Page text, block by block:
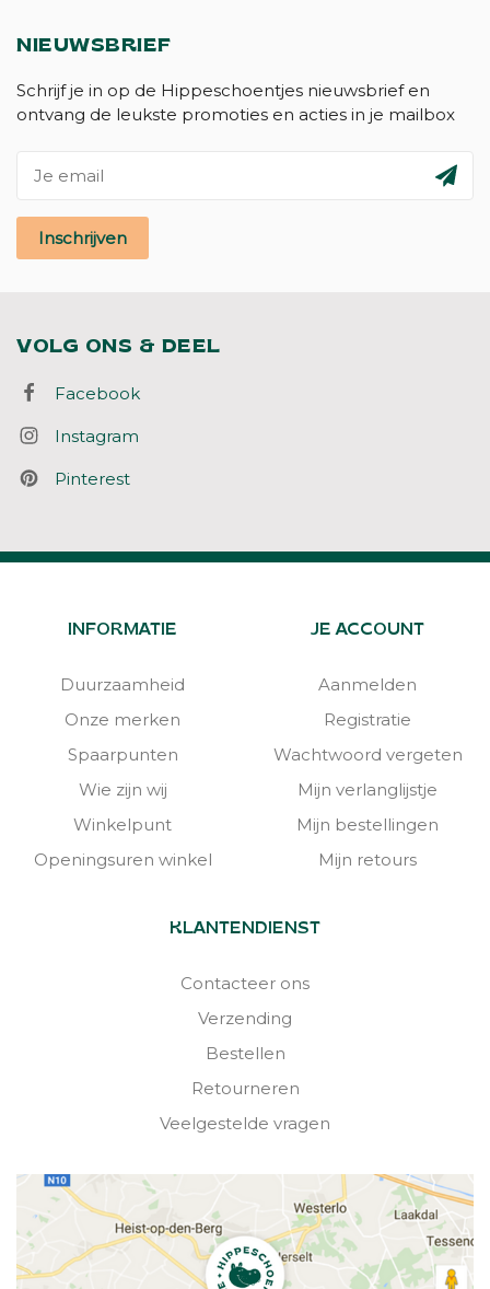
NIEUWSBRIEF
Schrijf je in op de Hippeschoentjes nieuwsbrief en
ontvang de leukste promoties en acties in je mailbox
Inschrijven
VOLG ONS & DEEL
Facebook
Instagram
Pinterest
INFORMATIE
Duurzaamheid
Onze merken
Spaarpunten
Wie zijn wij
Winkelpunt
Openingsuren winkel
JE ACCOUNT
Aanmelden
Registratie
Wachtwoord vergeten
Mijn verlanglijstje
Mijn bestellingen
Mijn retours
KLANTENDIENST
Contacteer ons
Verzending
Bestellen
Retourneren
Veelgestelde vragen